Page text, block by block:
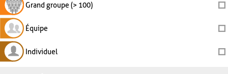
Grand groupe (> 100)
Équipe
Individuel